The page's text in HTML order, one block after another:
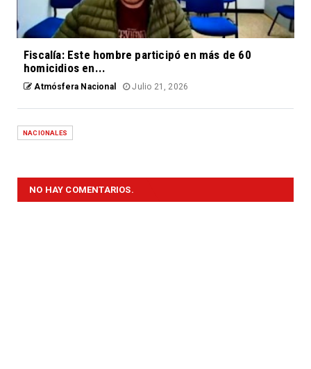
Fiscalía: Este hombre participó en más de 60
homicidios en...
Atmósfera Nacional Julio 21, 2026
NACIONALES
NO HAY COMENTARIOS.